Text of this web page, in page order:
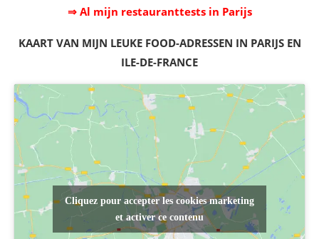
⇒ Al mijn restauranttests in Parijs
KAART VAN MIJN LEUKE FOOD-ADRESSEN IN PARIJS EN
ILE-DE-FRANCE
Cliquez pour accepter les cookies marketing
et activer ce contenu